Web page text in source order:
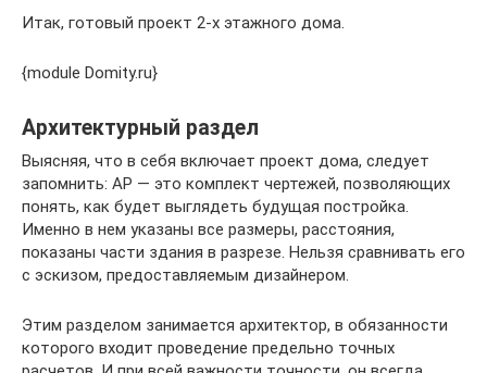
Итак, готовый проект 2-х этажного дома.
{module Domity.ru}
Архитектурный раздел
Выясняя, что в себя включает проект дома, следует
запомнить: АР — это комплект чертежей, позволяющих
понять, как будет выглядеть будущая постройка.
Именно в нем указаны все размеры, расстояния,
показаны части здания в разрезе. Нельзя сравнивать его
с эскизом, предоставляемым дизайнером.
Этим разделом занимается архитектор, в обязанности
которого входит проведение предельно точных